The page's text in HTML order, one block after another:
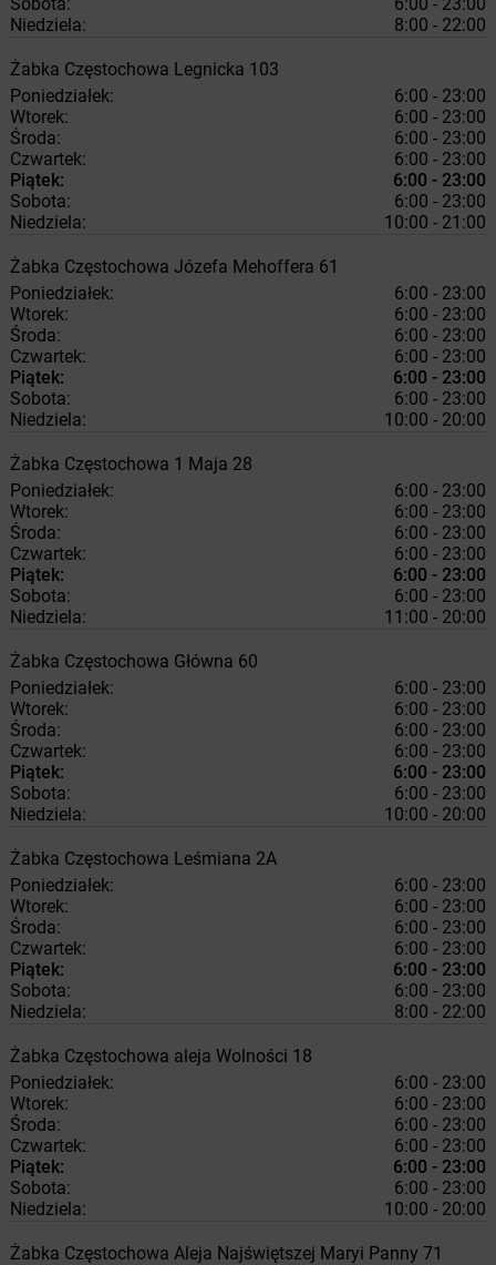
Niedziela:
8:00 - 22:00
Żabka Częstochowa Legnicka 103
Poniedziałek:
6:00 - 23:00
Wtorek:
6:00 - 23:00
Środa:
6:00 - 23:00
Czwartek:
6:00 - 23:00
Piątek:
6:00 - 23:00
Sobota:
6:00 - 23:00
Niedziela:
10:00 - 21:00
Żabka Częstochowa Józefa Mehoffera 61
Poniedziałek:
6:00 - 23:00
Wtorek:
6:00 - 23:00
Środa:
6:00 - 23:00
Czwartek:
6:00 - 23:00
Piątek:
6:00 - 23:00
Sobota:
6:00 - 23:00
Niedziela:
10:00 - 20:00
Żabka Częstochowa 1 Maja 28
Poniedziałek:
6:00 - 23:00
Wtorek:
6:00 - 23:00
Środa:
6:00 - 23:00
Czwartek:
6:00 - 23:00
Piątek:
6:00 - 23:00
Sobota:
6:00 - 23:00
Niedziela:
11:00 - 20:00
Żabka Częstochowa Główna 60
Poniedziałek:
6:00 - 23:00
Wtorek:
6:00 - 23:00
Środa:
6:00 - 23:00
Czwartek:
6:00 - 23:00
Piątek:
6:00 - 23:00
Sobota:
6:00 - 23:00
Niedziela:
10:00 - 20:00
Żabka Częstochowa Leśmiana 2A
Poniedziałek:
6:00 - 23:00
Wtorek:
6:00 - 23:00
Środa:
6:00 - 23:00
Czwartek:
6:00 - 23:00
Piątek:
6:00 - 23:00
Sobota:
6:00 - 23:00
Niedziela:
8:00 - 22:00
Żabka Częstochowa aleja Wolności 18
Poniedziałek:
6:00 - 23:00
Wtorek:
6:00 - 23:00
Środa:
6:00 - 23:00
Czwartek:
6:00 - 23:00
Piątek:
6:00 - 23:00
Sobota:
6:00 - 23:00
Niedziela:
10:00 - 20:00
Żabka Częstochowa Aleja Najświętszej Maryi Panny 71